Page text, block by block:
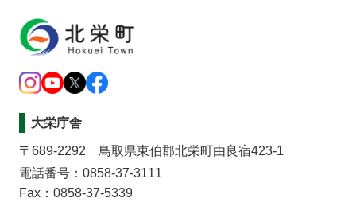
大栄庁舎
〒689-2292 鳥取県東伯郡北栄町由良宿423-1
電話番号：0858-37-3111
Fax：0858-37-5339